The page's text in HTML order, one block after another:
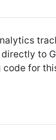
to
code for